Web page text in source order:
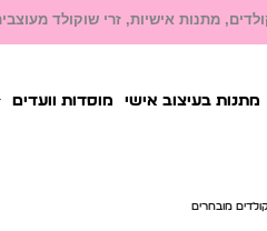
מתנות אישיות, זרי שוקולד
מתנות בעיצוב אישי מוסדות וועדים
מובחרים